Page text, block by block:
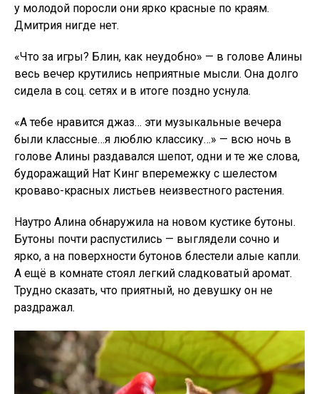
у молодой поросли они ярко красные по краям.
Дмитрия нигде нет.
«Что за игры? Блин, как неудобно» — в голове Алины
весь вечер крутились неприятные мысли. Она долго
сидела в соц. сетях и в итоге поздно уснула.
«А тебе нравится джаз… эти музыкальные вечера
были классные…я люблю классику…» — всю ночь в
голове Алины раздавался шепот, одни и те же слова,
будоражащий Нат Кинг вперемежку с шелестом
кроваво-красных листьев неизвестного растения.
Наутро Алина обнаружила на новом кустике бутоны.
Бутоны почти распустились — выглядели сочно и
ярко, а на поверхности бутонов блестели алые капли.
А ещё в комнате стоял легкий сладковатый аромат.
Трудно сказать, что приятный, но девушку он не
раздражал.